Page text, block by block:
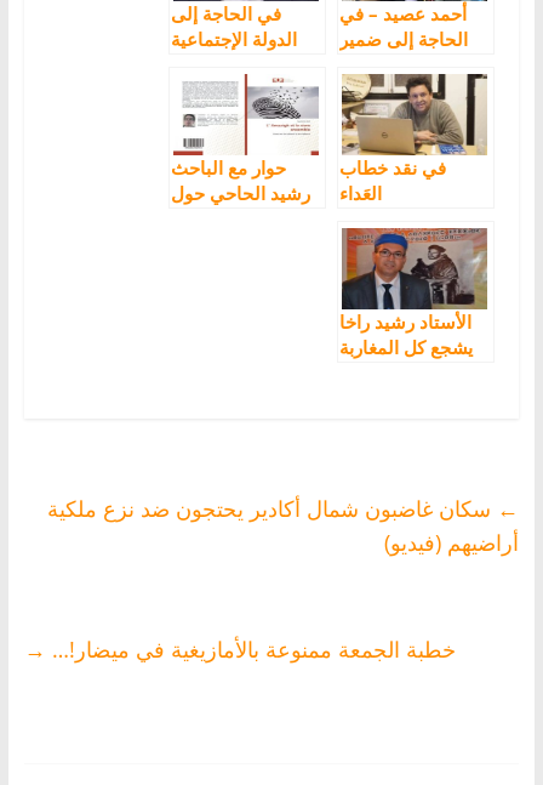
أحمد عصيد – في
الحاجة إلى ضمير
في الحاجة إلى
الدولة الإجتماعية
في نقد خطاب
العَداء
رشيد بنعيسى
حوار مع الباحث
رشيد الحاحي حول
الأستاد رشيد راخا
يشجع كل المغاربة
← سكان غاضبون شمال أكادير يحتجون ضد نزع ملكية
أراضيهم (فيديو)
خطبة الجمعة ممنوعة بالأمازيغية في ميضار!… →